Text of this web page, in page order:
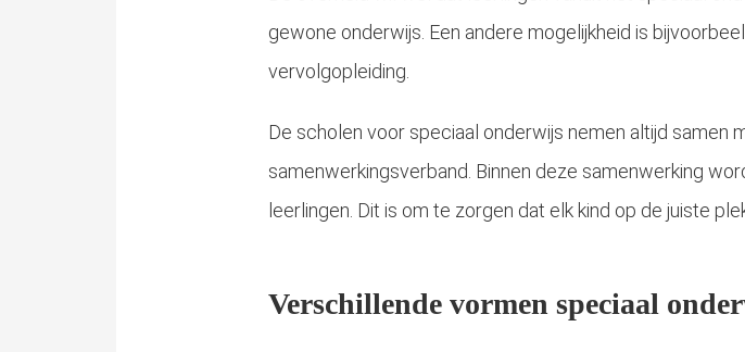
gewone onderwijs. Een andere mogelijkheid is
vervolgopleiding.
De scholen voor speciaal onderwijs nemen altijd samen
samenwerkingsverband. Binnen deze samenwerking
leerlingen. Dit is om te zorgen dat elk kind op de juiste
Verschillende vormen speciaal